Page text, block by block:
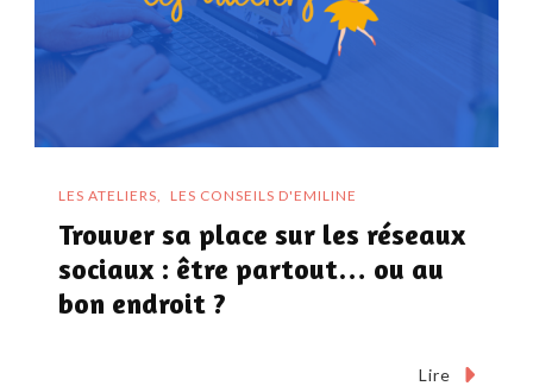
LES ATELIERS LES CONSEILS D'EMILINE
Trouver sa place sur les réseaux
sociaux : être partout… ou au
bon endroit ?
Lire